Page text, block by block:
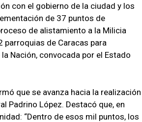
con el gobierno de la ciudad y los
de 37 puntos de
de alistamiento a la Milicia
parroquias de Caracas para
Nación, convocada por el Estado
que se avanza hacia la realización
Padrino López. Destacó que, en
“Dentro de esos mil puntos, los